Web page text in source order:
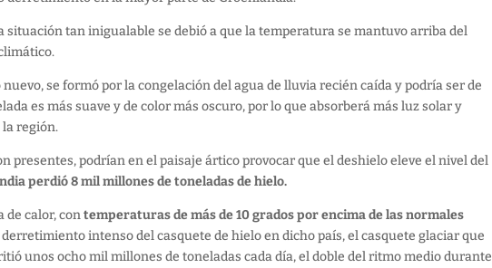
tan inigualable se debió a que la temperatura se mantuvo arriba del
se formó por la congelación del agua de lluvia recién caída y podría ser de
es más suave y de color más oscuro, por lo que absorberá más luz solar y
región.
podrían en el paisaje ártico provocar que el deshielo eleve el nivel del
perdió 8 mil millones de toneladas de hielo.
de calor, contemperaturas de más de 10 grados por encima de las normales
intenso del casquete de hielo en dicho país, el casquete glaciar que
unos ocho mil millones de toneladas cada día, el doble del ritmo medio durante